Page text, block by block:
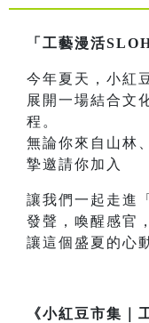
「工藝漫活
今年夏天，小紅
展開一場結合文
程。
無論你來自山林
摯邀請你加入
讓我們一起走進
發聲，喚醒感官
讓這個盛夏的心
《小紅豆市集